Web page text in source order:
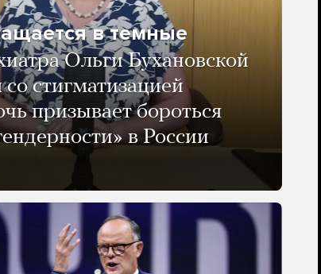
в темные
Ольги Бухановской
стигматизацией
призывает бороться
в России